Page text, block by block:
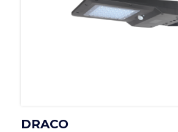
DRACO